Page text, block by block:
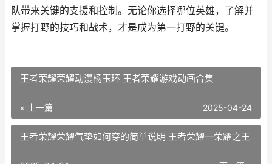
队带来关键的支援和控制。无论你选择哪位英雄，了解并
掌握打野的技巧和战术，才是成为第一打野的关键。
王者荣耀荣耀动漫杨玉环 王者荣耀游戏动画合集
« 上一篇 2025-04-24
王者荣耀荣耀气垫如何穿的简单说明 王者荣耀—荣耀之王